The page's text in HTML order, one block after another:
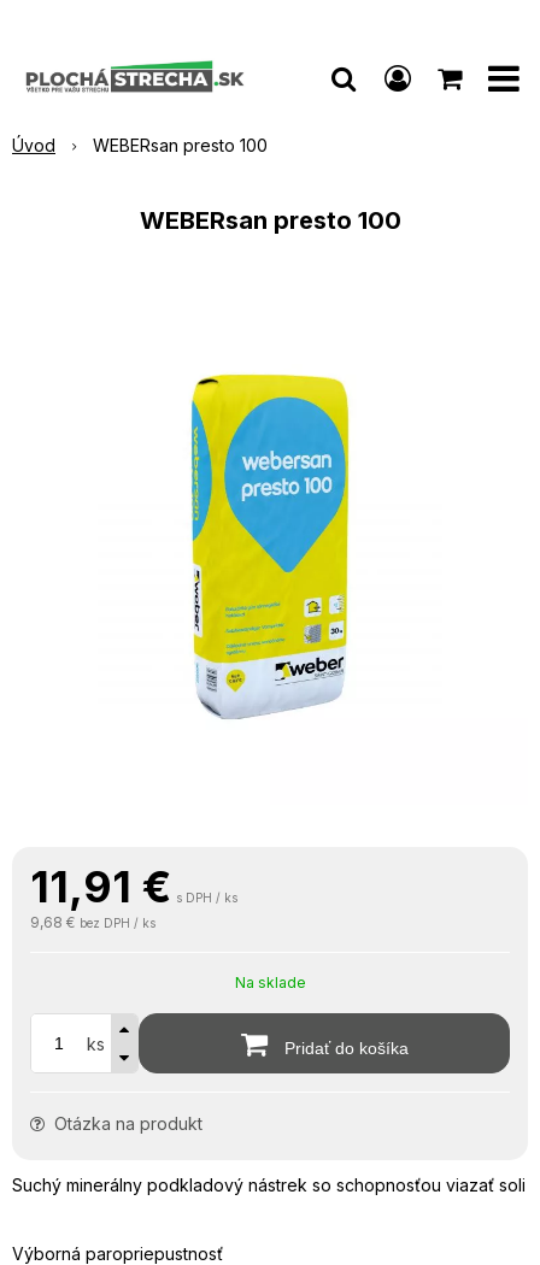
Úvod WEBERsan presto 100
WEBERsan presto 100
11,91 € s DPH / ks
9,68 € bez DPH / ks
Na sklade
ks Pridať do košíka
Otázka na produkt
Suchý minerálny podkladový nástrek so schopnosťou viazať soli
Výborná paropriepustnosť